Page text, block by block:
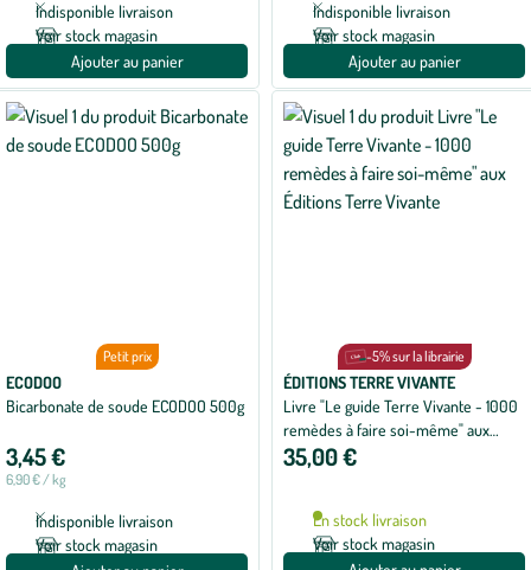
Indisponible livraison
Voir stock magasin
Ajouter au panier
Indisponible livraison
Voir stock magasin
Ajouter au panier
Petit prix
ECODOO
Bicarbonate de soude ECODOO 500g
3,45 €
6,90 € / kg
Indisponible livraison
Voir stock magasin
-5% sur la librairie
ÉDITIONS TERRE VIVANTE
Livre "Le guide Terre Vivante - 1000
remèdes à faire soi-même" aux
Éditions Terre Vivante
35,00 €
En stock livraison
Voir stock magasin